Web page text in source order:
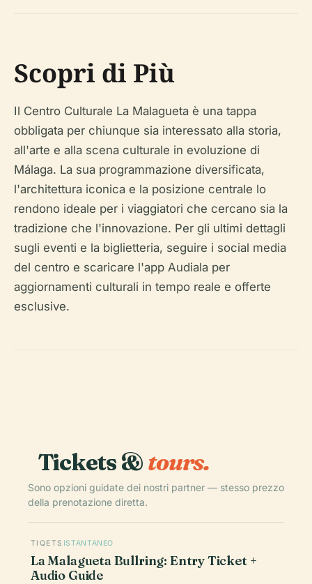
Scopri di Più
Il Centro Culturale La Malagueta è una tappa
obbligata per chiunque sia interessato alla storia,
all'arte e alla scena culturale in evoluzione di
Málaga. La sua programmazione diversificata,
l'architettura iconica e la posizione centrale lo
rendono ideale per i viaggiatori che cercano sia la
tradizione che l'innovazione. Per gli ultimi dettagli
sugli eventi e la biglietteria, seguire i social media
del centro e scaricare l'app Audiala per
aggiornamenti culturali in tempo reale e offerte
esclusive.
Tickets &tours.
Sono opzioni guidate dei nostri partner — stesso prezzo
della prenotazione diretta.
TIQETS ISTANTANEO
La Malagueta Bullring: Entry Ticket +
Audio Guide